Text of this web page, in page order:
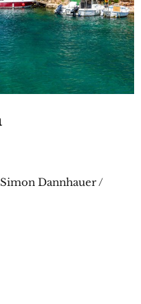
Dannhauer /